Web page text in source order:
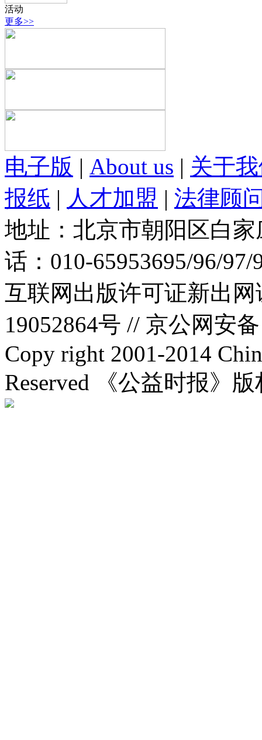
活动
更多>>
电子版 | About us | 关于
报纸 | 人才加盟 | 法律顾
地址：北京市朝阳区白
话：010-65953695/96/
互联网出版许可证新出
19052864号 // 京公网安
Copy right 2001-2014
Reserved 《公益时报》